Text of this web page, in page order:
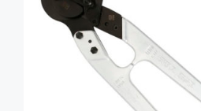
AJOUTER AU PANIER